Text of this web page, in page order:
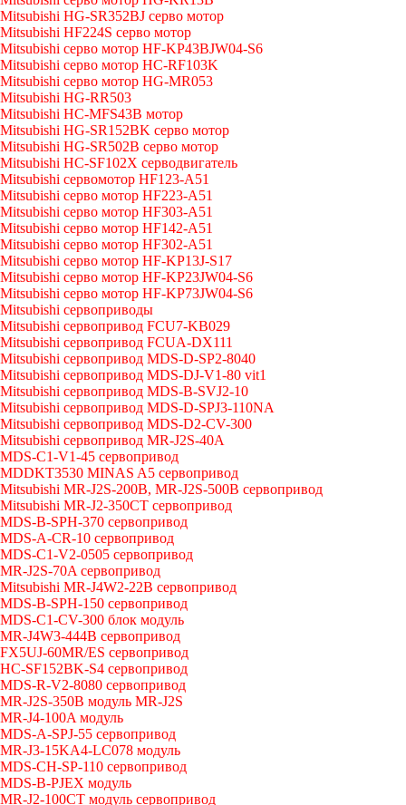
Mitsubishi HG-SR352BJ серво мотор
Mitsubishi HF224S серво мотор
Mitsubishi серво мотор HF-KP43BJW04-S6
Mitsubishi серво мотор HC-RF103K
Mitsubishi серво мотор HG-MR053
Mitsubishi HG-RR503
Mitsubishi HC-MFS43B мотор
Mitsubishi HG-SR152BK серво мотор
Mitsubishi HG-SR502B серво мотор
Mitsubishi HC-SF102X серводвигатель
Mitsubishi сервомотор HF123-A51
Mitsubishi серво мотор HF223-A51
Mitsubishi серво мотор HF303-A51
Mitsubishi серво мотор HF142-A51
Mitsubishi серво мотор HF302-A51
Mitsubishi серво мотор HF-KP13J-S17
Mitsubishi серво мотор HF-KP23JW04-S6
Mitsubishi серво мотор HF-KP73JW04-S6
Mitsubishi сервоприводы
Mitsubishi сервопривод FCU7-KB029
Mitsubishi сервопривод FCUA-DX111
Mitsubishi сервопривод MDS-D-SP2-8040
Mitsubishi сервопривод MDS-DJ-V1-80 vit1
Mitsubishi сервопривод MDS-B-SVJ2-10
Mitsubishi сервопривод MDS-D-SPJ3-110NA
Mitsubishi сервопривод MDS-D2-CV-300
Mitsubishi сервопривод MR-J2S-40A
MDS-C1-V1-45 сервопривод
MDDKT3530 MINAS A5 сервопривод
Mitsubishi MR-J2S-200B, MR-J2S-500B сервопривод
Mitsubishi MR-J2-350CT сервопривод
MDS-B-SPH-370 сервопривод
MDS-A-CR-10 сервопривод
MDS-C1-V2-0505 сервопривод
MR-J2S-70A сервопривод
Mitsubishi MR-J4W2-22B сервопривод
MDS-B-SPH-150 сервопривод
MDS-C1-CV-300 блок модуль
MR-J4W3-444B сервопривод
FX5UJ-60MR/ES сервопривод
HC-SF152BK-S4 сервопривод
MDS-R-V2-8080 сервопривод
MR-J2S-350B модуль MR-J2S
MR-J4-100A модуль
MDS-A-SPJ-55 сервопривод
MR-J3-15KA4-LC078 модуль
MDS-CH-SP-110 сервопривод
MDS-B-PJEX модуль
MR-J2-100CT модуль сервопривод